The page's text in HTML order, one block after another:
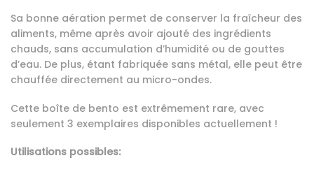
Sa bonne aération permet de conserver la fraîcheur des
aliments, même après avoir ajouté des ingrédients
chauds, sans accumulation d’humidité ou de gouttes
d’eau. De plus, étant fabriquée sans métal, elle peut être
chauffée directement au micro-ondes.
Cette boîte de bento est extrêmement rare, avec
seulement 3 exemplaires disponibles actuellement !
Utilisations possibles: